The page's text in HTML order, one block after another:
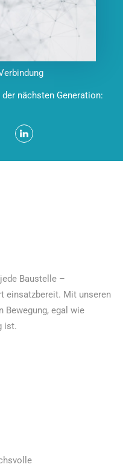
nächsten Generation:
Baustelle –
einsatzbereit. Mit unseren
Bewegung, egal wie
ist.